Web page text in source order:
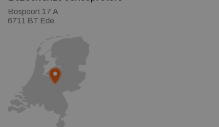
Bospoort 17 A
6711 BT Ede